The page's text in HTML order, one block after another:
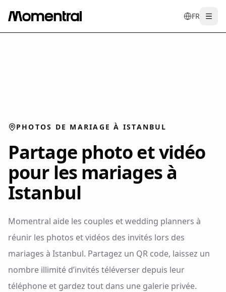
FR
entrdees
PHOTOS DE MARIAGE À ISTANBUL
Partage photo et vidéo
pour les mariages à
Istanbul
Momentral aide les couples et wedding planners à
réunir les photos et vidéos des invités lors des
mariages à Istanbul. Partagez un QR code, laissez un
nombre illimité d’invités téléverser depuis leur
téléphone et gardez tout dans une galerie privée.